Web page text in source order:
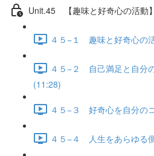
Unit.45 【趣味と好奇心の活動】
４５−１ 趣味と好奇心の
４５−２ 自己満足と自分
(11:28)
４５−３ 好奇心を自分の
４５−４ 人生をあらゆる